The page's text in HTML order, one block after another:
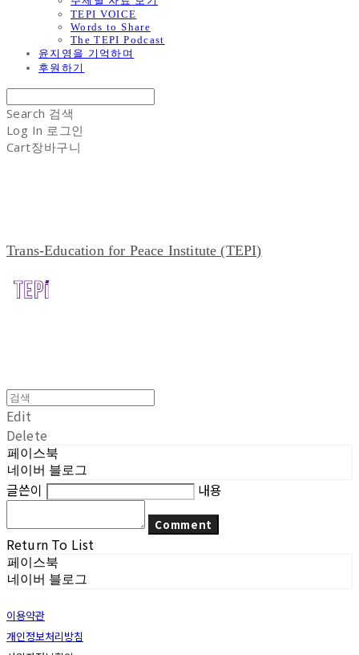
TEPI VOICE
Words to Share
The TEPI Podcast
윤지영을 기억하며
후원하기
Search 검색
Log In 로그인
Cart장바구니
Trans-Education for Peace Institute (TEPI)
Edit
Delete
페이스북
네이버 블로그
글쓴이 내용
Comment
Return To List
페이스북
네이버 블로그
이용약관
개인정보처리방침